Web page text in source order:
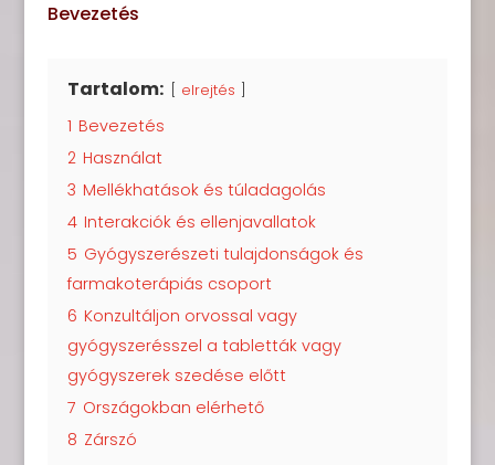
Bevezetés
Tartalom: elrejtés
1 Bevezetés
2 Használat
3 Mellékhatások és túladagolás
4 Interakciók és ellenjavallatok
5 Gyógyszerészeti tulajdonságok és
farmakoterápiás csoport
6 Konzultáljon orvossal vagy
gyógyszerésszel a tabletták vagy
gyógyszerek szedése előtt
7 Országokban elérhető
8 Zárszó